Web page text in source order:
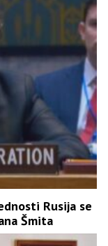
Rusija se
Šmita